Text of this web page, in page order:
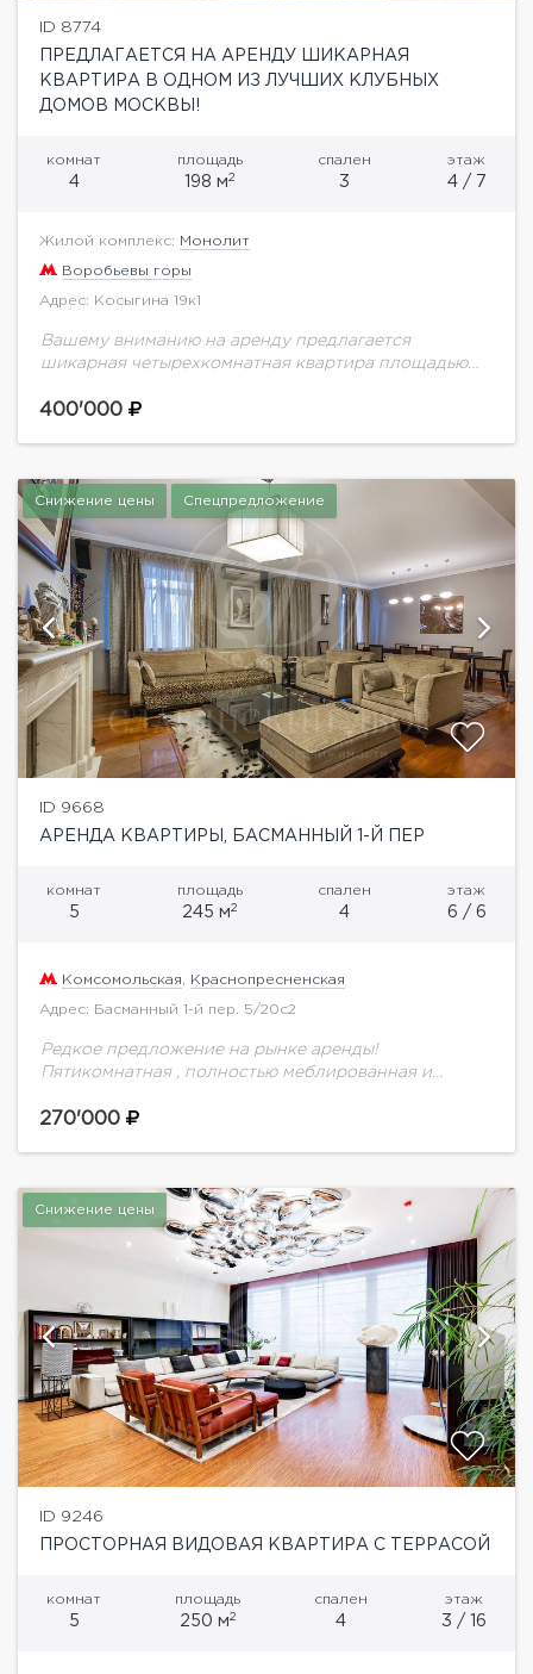
ID 8774
ПРЕДЛАГАЕТСЯ НА АРЕНДУ ШИКАРНАЯ
КВАРТИРА В ОДНОМ ИЗ ЛУЧШИХ КЛУБНЫХ
ДОМОВ МОСКВЫ!
комнат
4
площадь
198 м2
спален
3
этаж
4 / 7
Жилой комплекс: Монолит
Воробьевы горы
Адрес: Косыгина 19к1
Вашему вниманию на аренду предлагается
шикарная четырехкомнатная квартира площадью
"Монолит".Высококачественный ремонт,
400'000
Снижение цены Спецпредложение
ID 9668
АРЕНДА КВАРТИРЫ, БАСМАННЫЙ 1-Й ПЕР
комнат
5
площадь
245 м2
спален
4
этаж
6 / 6
Комсомольская Краснопресненская
Адрес: Басманный 1-й пер. 5/20с2
Редкое предложение на рынке аренды!
Пятикомнатная , полностью меблированная и
ремонтом в малонаселенном доме эпохи
270'000
Снижение цены
ID 9246
ПРОСТОРНАЯ ВИДОВАЯ КВАРТИРА С ТЕРРАСОЙ
комнат
5
площадь
250 м2
спален
4
этаж
3 / 16